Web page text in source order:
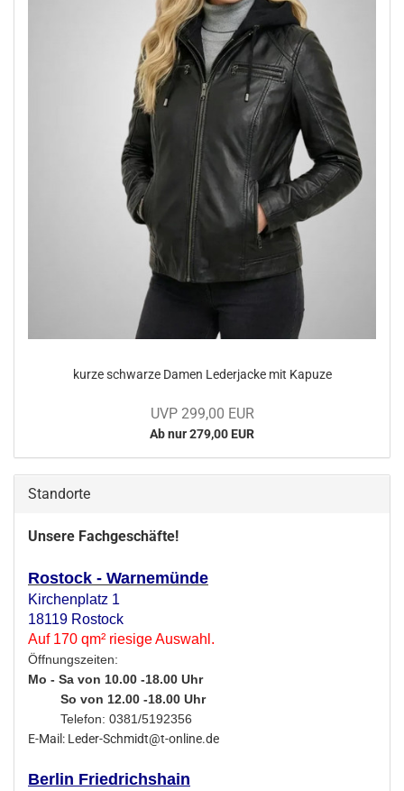
kurze schwar­ze Damen Le­der­ja­cke mit Ka­pu­ze
UVP 299,00 EUR
Ab nur 279,00 EUR
Standorte
Unsere Fachgeschäfte!
Rostock - Warnemünde
Kirchenplatz 1
18119 Rostock
Auf 170 qm² riesige Auswahl.
Öffnungszeiten:
Mo - Sa von 10.00 -18.00 Uhr
So von 12.00 -18.00 Uhr
Telefon: 0381/5192356
E-Mail: Leder-Schmidt@t-online.de
Berlin Friedrichshain